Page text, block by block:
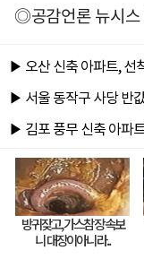
◎공감언론 뉴시스